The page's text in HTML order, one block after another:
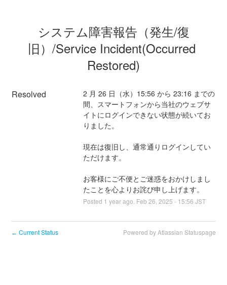
システム障害報告（発生/復
旧）/Service Incident(Occurred
Restored)
Resolved
2 月 26 日（水）15:56 から 23:16 までの
間、スマートフォンから当社のウェブサ
イトにログインできない状態が続いてお
りました。
現在は復旧し、通常通りログインしてい
ただけます。
お客様にご不便とご迷惑をおかけしまし
たことを心よりお詫び申し上げます。
Posted 1 year ago. Feb 26 2025 - 15:56 JST
← Current Status Powered by Atlassian Statuspage